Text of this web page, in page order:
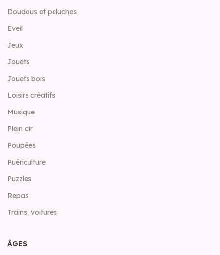
Doudous et peluches
Eveil
Jeux
Jouets
Jouets bois
Loisirs créatifs
Musique
Plein air
Poupées
Puériculture
Puzzles
Repas
Trains, voitures
ÂGES